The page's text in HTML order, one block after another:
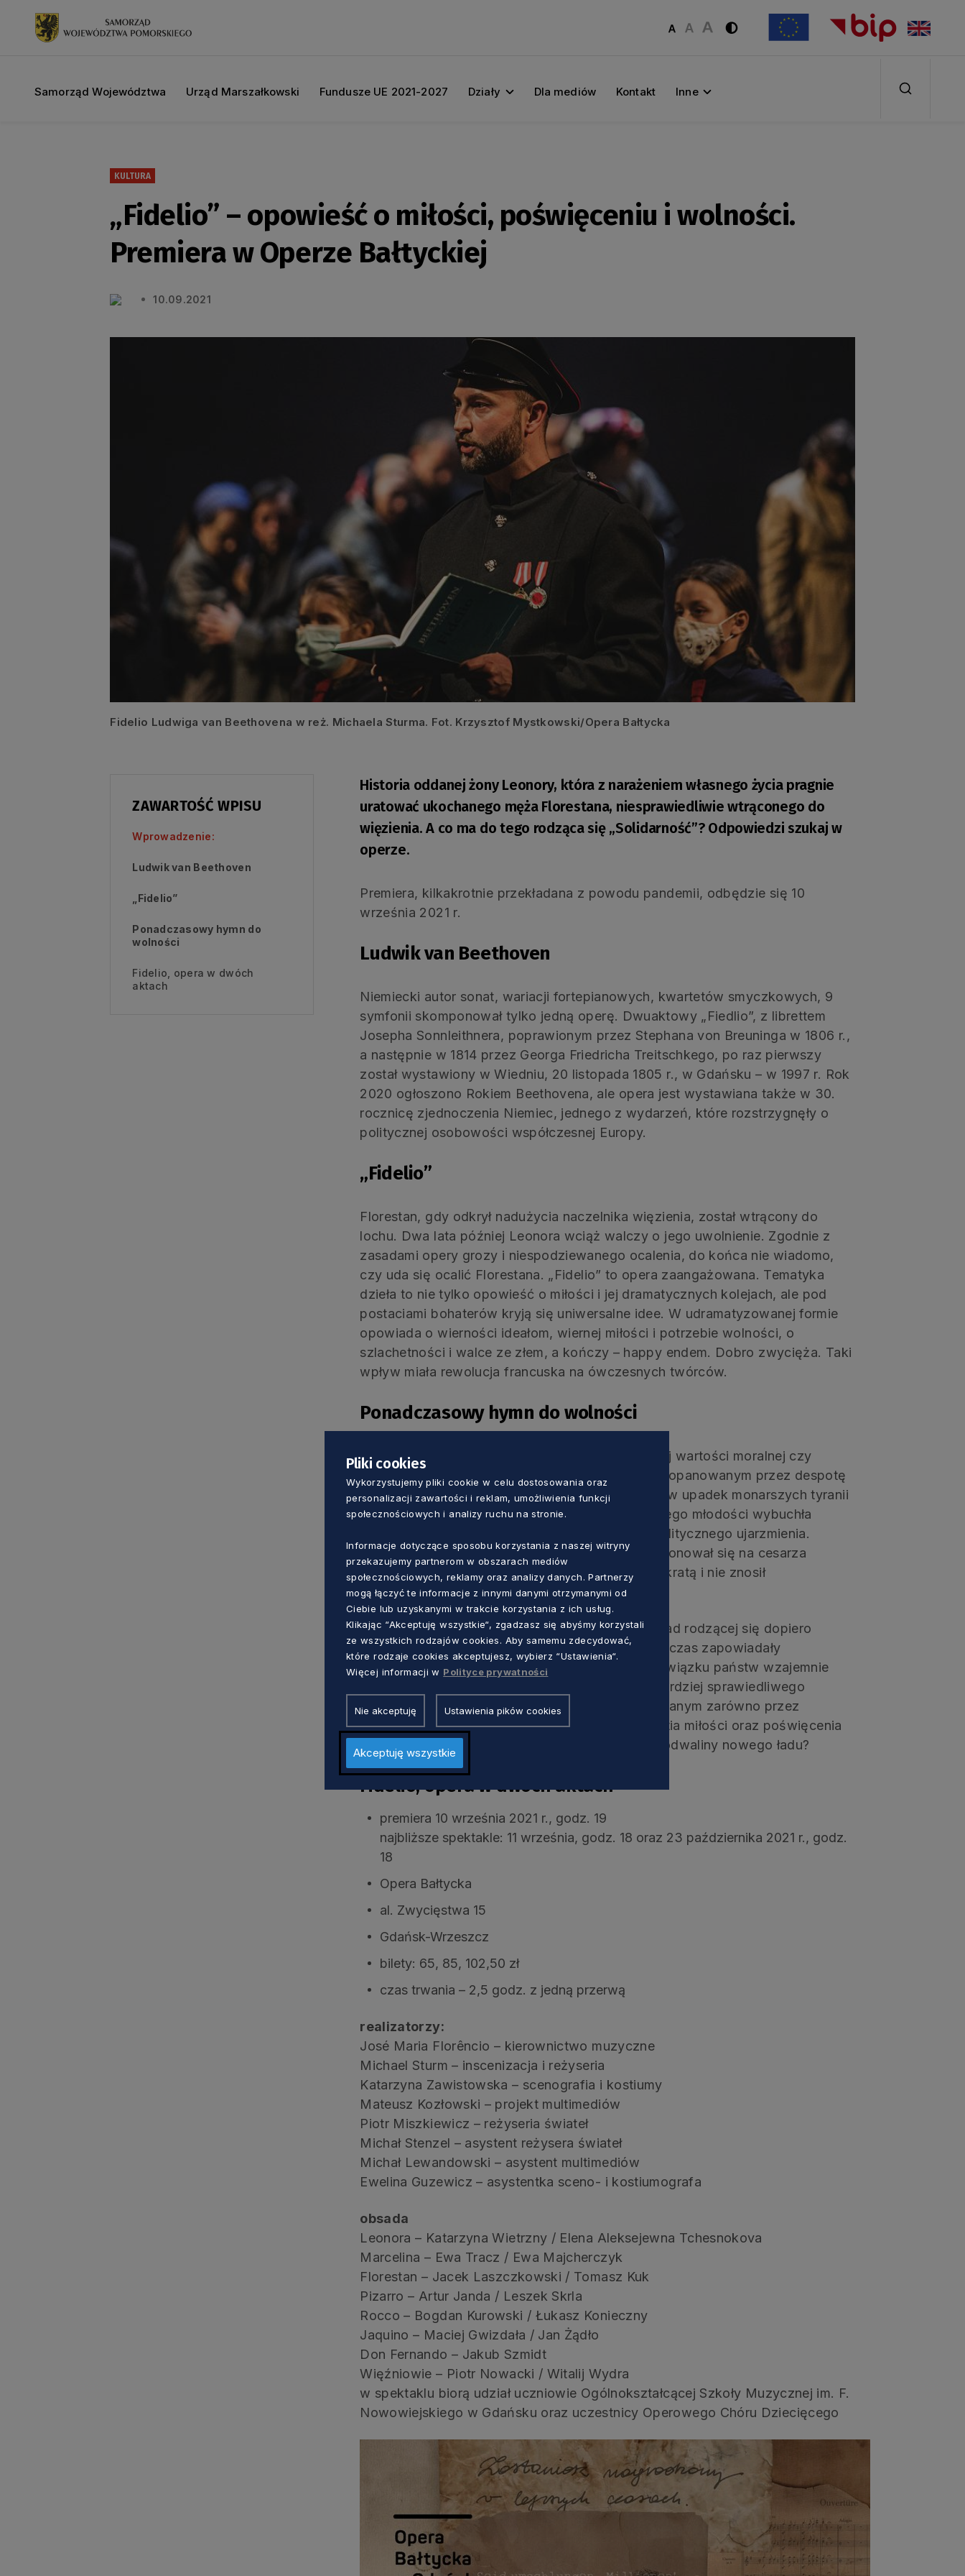
Samorząd Województwa Urząd Marszałkowski Fundusze UE 2021-2027 Działy Dla mediów Kontakt Inne
KULTURA
„Fidelio” – opowieść o miłości, poświęceniu i wolności.
Premiera w Operze Bałtyckiej
10.09.2021
Fidelio Ludwiga van Beethovena w reż. Michaela Sturma. Fot. Krzysztof Mystkowski/Opera Bałtycka
ZAWARTOŚĆ WPISU
Wprowadzenie:
Ludwik van Beethoven
„Fidelio”
Ponadczasowy hymn do
wolności
Fidelio, opera w dwóch
aktach
Historia oddanej żony Leonory, która z narażeniem własnego życia pragnie
uratować ukochanego męża Florestana, niesprawiedliwie wtrąconego do
więzienia. A co ma do tego rodząca się „Solidarność”? Odpowiedzi szukaj w
operze.
Premiera, kilkakrotnie przekładana z powodu pandemii, odbędzie się 10
września 2021 r.
Ludwik van Beethoven
Niemiecki autor sonat, wariacji fortepianowych, kwartetów smyczkowych, 9
symfonii skomponował tylko jedną operę. Dwuaktowy „Fiedlio”, z librettem
Josepha Sonnleithnera, poprawionym przez Stephana von Breuninga w 1806 r.,
a następnie w 1814 przez Georga Friedricha Treitschkego, po raz pierwszy
został wystawiony w Wiedniu, 20 listopada 1805 r., w Gdańsku – w 1997 r. Rok
2020 ogłoszono Rokiem Beethovena, ale opera jest wystawiana także w 30.
rocznicę zjednoczenia Niemiec, jednego z wydarzeń, które rozstrzygnęły o
politycznej osobowości współczesnej Europy.
„Fidelio”
Florestan, gdy odkrył nadużycia naczelnika więzienia, został wtrącony do
lochu. Dwa lata później Leonora wciąż walczy o jego uwolnienie. Zgodnie z
zasadami opery grozy i niespodziewanego ocalenia, do końca nie wiadomo,
czy uda się ocalić Florestana. „Fidelio” to opera zaangażowana. Tematyka
dzieła to nie tylko opowieść o miłości i jej dramatycznych kolejach, ale pod
postaciami bohaterów kryją się uniwersalne idee. W udramatyzowanej formie
opowiada o wierności ideałom, wiernej miłości i potrzebie wolności, o
szlachetności i walce ze złem, a kończy – happy endem. Dobro zwycięża. Taki
wpływ miała rewolucja francuska na ówczesnych twórców.
Ponadczasowy hymn do wolności
Beethoven przekonuje w utworze, że nie ma takiej wartości moralnej czy
ekonomicznej, za którą warto oddać wolność. W opanowanym przez despotę
kraju wszyscy są więźniami. Kompozytor wierzył w upadek monarszych tyranii
i z nadzieją patrzył na Francję, gdzie za czasów jego młodości wybuchła
wielka rewolucja, która miała przynieść koniec politycznego ujarzmienia.
Podziwiał Napoleona, ale tylko do czasu, gdy koronował się na cesarza
Francuzów. Beethoven był wolnym artystą, demokratą i nie znosił
jedynowładztwa i cenzury.
Reżyser spektaklu Michael Sturm sięga po przykład rodzącej się dopiero
„Solidarności” oraz innych ruchów, które już wówczas zapowiadały
kształtowanie się nowego projektu Europy jako związku państw wzajemnie
zależnych od siebie i współpracujących w imię bardziej sprawiedliwego
porządku społecznego. Ważnym wątkiem, poruszanym zarówno przez
realizatorów, jak i samego Beethovena, jest kwestia miłości oraz poświęcenia
dla drugiej osoby. Czy to dostatecznie stabilne podwaliny nowego ładu?
Fidelio, opera w dwóch aktach
premiera 10 września 2021 r., godz. 19
najbliższe spektakle: 11 września, godz. 18 oraz 23 października 2021 r., godz.
18
Opera Bałtycka
al. Zwycięstwa 15
Gdańsk-Wrzeszcz
bilety: 65, 85, 102,50 zł
czas trwania – 2,5 godz. z jedną przerwą
realizatorzy:
José Maria Florêncio – kierownictwo muzyczne
Michael Sturm – inscenizacja i reżyseria
Katarzyna Zawistowska – scenografia i kostiumy
Mateusz Kozłowski – projekt multimediów
Piotr Miszkiewicz – reżyseria świateł
Michał Stenzel – asystent reżysera świateł
Michał Lewandowski – asystent multimediów
Ewelina Guzewicz – asystentka sceno- i kostiumografa
obsada
Leonora – Katarzyna Wietrzny / Elena Aleksejewna Tchesnokova
Marcelina – Ewa Tracz / Ewa Majcherczyk
Florestan – Jacek Laszczkowski / Tomasz Kuk
Pizarro – Artur Janda / Leszek Skrla
Rocco – Bogdan Kurowski / Łukasz Konieczny
Jaquino – Maciej Gwizdała / Jan Żądło
Don Fernando – Jakub Szmidt
Więźniowie – Piotr Nowacki / Witalij Wydra
w spektaklu biorą udział uczniowie Ogólnokształcącej Szkoły Muzycznej im. F.
Nowowiejskiego w Gdańsku oraz uczestnicy Operowego Chóru Dziecięcego
Pliki cookies
Wykorzystujemy pliki cookie w celu dostosowania oraz
personalizacji zawartości i reklam, umożliwienia funkcji
społecznościowych i analizy ruchu na stronie.
Informacje dotyczące sposobu korzystania z naszej witryny
przekazujemy partnerom w obszarach mediów
społecznościowych, reklamy oraz analizy danych. Partnerzy
mogą łączyć te informacje z innymi danymi otrzymanymi od
Ciebie lub uzyskanymi w trakcie korzystania z ich usług.
Klikając “Akceptuję wszystkie“, zgadzasz się abyśmy korzystali
ze wszystkich rodzajów cookies. Aby samemu zdecydować,
które rodzaje cookies akceptujesz, wybierz “Ustawienia“.
Więcej informacji w Polityce prywatności
Nie akceptuję Ustawienia pików cookies
Akceptuję wszystkie